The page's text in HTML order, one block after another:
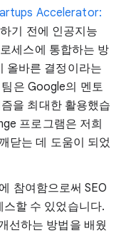
Accelerator:
기 전에 인공지능
세스에 통합하는 방
올바른 결정이라는
은 Google의 멘토
을 최대한 활용했습
프로그램은 저희
닫는 데 도움이 되었
참여함으로써 SEO
할 수 있었습니다.
선하는 방법을 배웠